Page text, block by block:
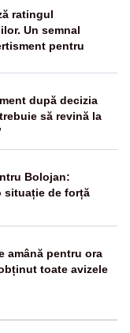
ratingul
Un semnal
pentru
după decizia
să revină la
Bolojan:
situație de forță
amână pentru ora
toate avizele